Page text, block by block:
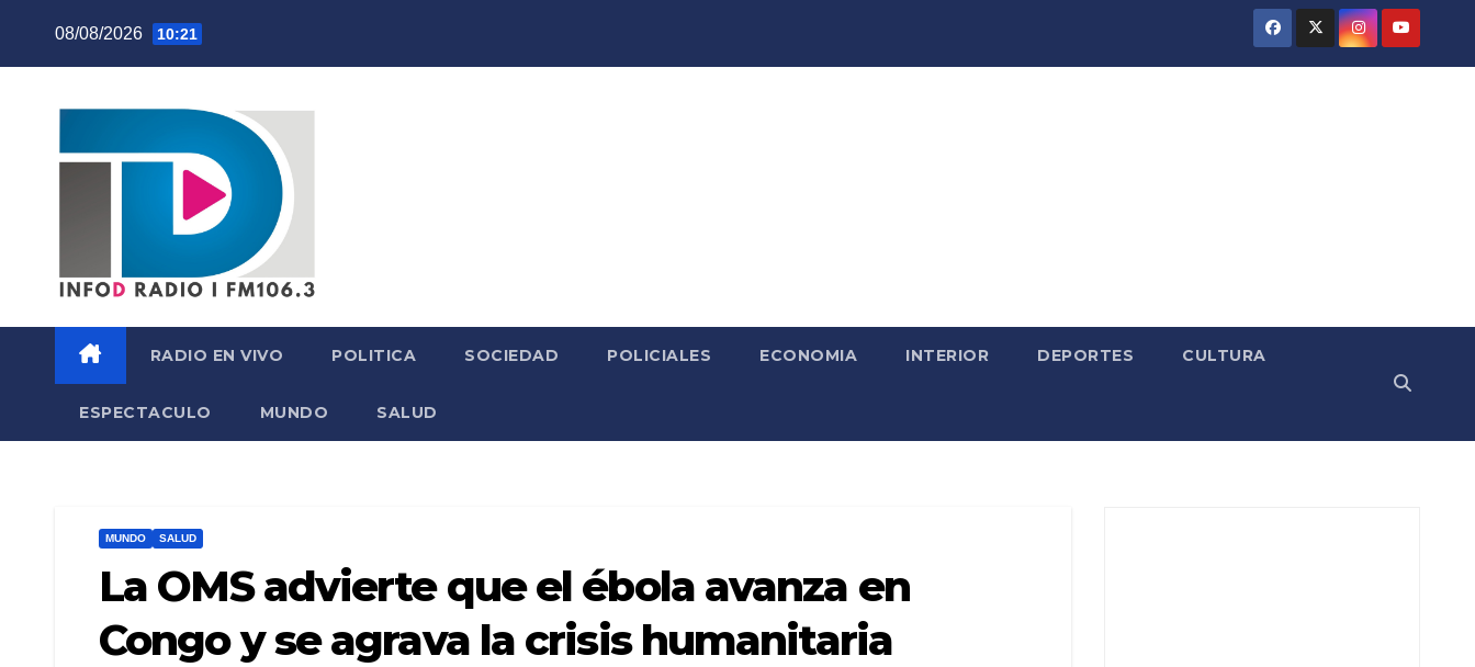
08/08/2026 10:21
RADIO EN VIVO POLITICA SOCIEDAD POLICIALES ECONOMIA INTERIOR DEPORTES CULTURA
ESPECTACULO MUNDO SALUD
MUNDO SALUD
La OMS advierte que el ébola avanza en
Congo y se agrava la crisis humanitaria